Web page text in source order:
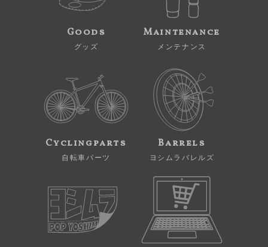
Goods
グッズ
Maintenance
メンテナンス
Cyclingparts
自転車パーツ
Barrels
ヨシムラバレルズ